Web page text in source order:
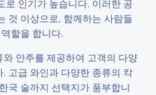
로 인기가 높습니다. 이러한 공
것 이상으로, 함께하는 사람들
할을 합니다.
안주를 제공하여 고객의 다양
고급 와인과 다양한 종류의 칵
국 술까지 선택지가 풍부합니